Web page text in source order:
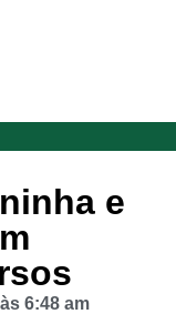
e
às 6:48 am